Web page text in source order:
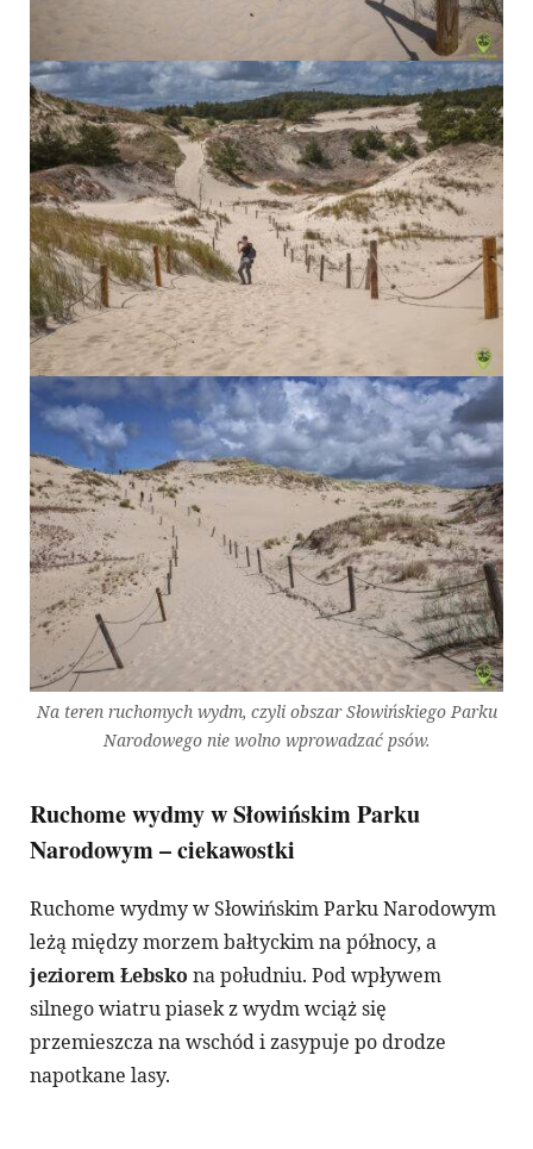
Na teren ruchomych wydm, czyli obszar Słowińskiego Parku
Narodowego nie wolno wprowadzać psów.
Ruchome wydmy w Słowińskim Parku
Narodowym – ciekawostki
Ruchome wydmy w Słowińskim Parku Narodowym
leżą między morzem bałtyckim na północy, a
jeziorem Łebsko na południu. Pod wpływem
silnego wiatru piasek z wydm wciąż się
przemieszcza na wschód i zasypuje po drodze
napotkane lasy.